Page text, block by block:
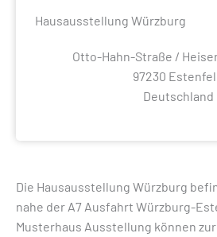
Hausausstellung Würzburg
Otto-Hahn-Straße /
97230
Deutschland
Die Hausausstellung Würzburg
nahe der A7 Ausfahrt Würzburg-
Musterhaus Ausstellung können